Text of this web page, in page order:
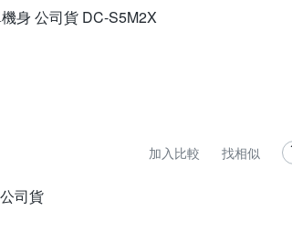
身 公司貨 DC-S5M2X
加入比較 找相似
司貨